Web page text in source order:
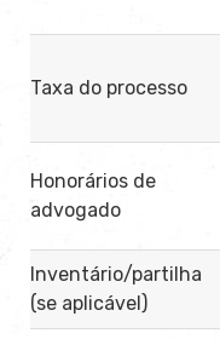
Taxa do processo
Honorários de
advogado
Inventário/partilha
(se aplicável)